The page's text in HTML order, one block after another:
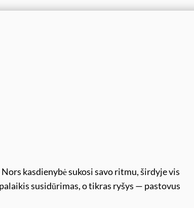
kasdienybė sukosi savo ritmu, širdyje vis
susidūrimas, o tikras ryšys — pastovus